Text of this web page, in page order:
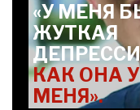
«У МЕНЯ
ЖУТКАЯ
КАК ОНА
МЕНЯ».